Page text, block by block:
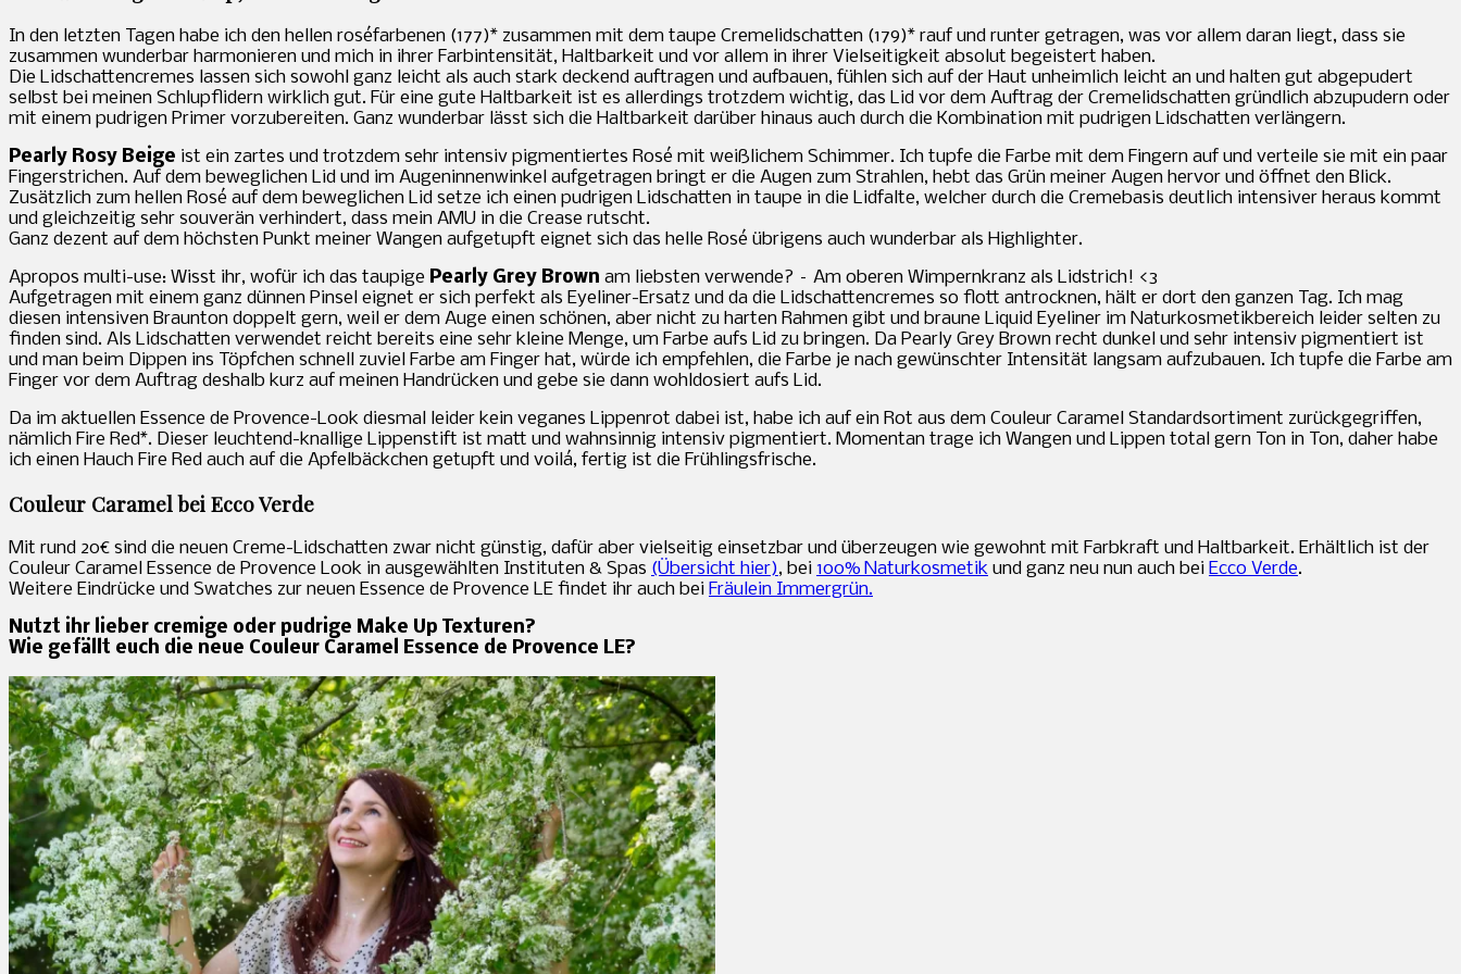
In den letzten Tagen habe ich den hellen roséfarbenen (177)* zusammen mit dem taupe Cremelidschatten (179)* rauf und runter getragen, was vor allem daran liegt, dass sie
zusammen wunderbar harmonieren und mich in ihrer Farbintensität, Haltbarkeit und vor allem in ihrer Vielseitigkeit absolut begeistert haben.
Die Lidschattencremes lassen sich sowohl ganz leicht als auch stark deckend auftragen und aufbauen, fühlen sich auf der Haut unheimlich leicht an und halten gut abgepudert
selbst bei meinen Schlupflidern wirklich gut. Für eine gute Haltbarkeit ist es allerdings trotzdem wichtig, das Lid vor dem Auftrag der Cremelidschatten gründlich abzupudern oder
mit einem pudrigen Primer vorzubereiten. Ganz wunderbar lässt sich die Haltbarkeit darüber hinaus auch durch die Kombination mit pudrigen Lidschatten verlängern.
Pearly Rosy Beige ist ein zartes und trotzdem sehr intensiv pigmentiertes Rosé mit weißlichem Schimmer. Ich tupfe die Farbe mit dem Fingern auf und verteile sie mit ein paar
Fingerstrichen. Auf dem beweglichen Lid und im Augeninnenwinkel aufgetragen bringt er die Augen zum Strahlen, hebt das Grün meiner Augen hervor und öffnet den Blick.
Zusätzlich zum hellen Rosé auf dem beweglichen Lid setze ich einen pudrigen Lidschatten in taupe in die Lidfalte, welcher durch die Cremebasis deutlich intensiver heraus kommt
und gleichzeitig sehr souverän verhindert, dass mein AMU in die Crease rutscht.
Ganz dezent auf dem höchsten Punkt meiner Wangen aufgetupft eignet sich das helle Rosé übrigens auch wunderbar als Highlighter.
Apropos multi-use: Wisst ihr, wofür ich das taupige Pearly Grey Brown am liebsten verwende? – Am oberen Wimpernkranz als Lidstrich! <3
Aufgetragen mit einem ganz dünnen Pinsel eignet er sich perfekt als Eyeliner-Ersatz und da die Lidschattencremes so flott antrocknen, hält er dort den ganzen Tag. Ich mag
diesen intensiven Braunton doppelt gern, weil er dem Auge einen schönen, aber nicht zu harten Rahmen gibt und braune Liquid Eyeliner im Naturkosmetikbereich leider selten zu
finden sind. Als Lidschatten verwendet reicht bereits eine sehr kleine Menge, um Farbe aufs Lid zu bringen. Da Pearly Grey Brown recht dunkel und sehr intensiv pigmentiert ist
und man beim Dippen ins Töpfchen schnell zuviel Farbe am Finger hat, würde ich empfehlen, die Farbe je nach gewünschter Intensität langsam aufzubauen. Ich tupfe die Farbe am
Finger vor dem Auftrag deshalb kurz auf meinen Handrücken und gebe sie dann wohldosiert aufs Lid.
Da im aktuellen Essence de Provence-Look diesmal leider kein veganes Lippenrot dabei ist, habe ich auf ein Rot aus dem Couleur Caramel Standardsortiment zurückgegriffen,
nämlich Fire Red*. Dieser leuchtend-knallige Lippenstift ist matt und wahnsinnig intensiv pigmentiert. Momentan trage ich Wangen und Lippen total gern Ton in Ton, daher habe
ich einen Hauch Fire Red auch auf die Apfelbäckchen getupft und voilá, fertig ist die Frühlingsfrische.
Couleur Caramel bei Ecco Verde
Mit rund 20€ sind die neuen Creme-Lidschatten zwar nicht günstig, dafür aber vielseitig einsetzbar und überzeugen wie gewohnt mit Farbkraft und Haltbarkeit. Erhältlich ist der
Couleur Caramel Essence de Provence Look in ausgewählten Instituten & Spas (Übersicht hier), bei 100% Naturkosmetik und ganz neu nun auch bei Ecco Verde.
Weitere Eindrücke und Swatches zur neuen Essence de Provence LE findet ihr auch bei Fräulein Immergrün.
Nutzt ihr lieber cremige oder pudrige Make Up Texturen?
Wie gefällt euch die neue Couleur Caramel Essence de Provence LE?